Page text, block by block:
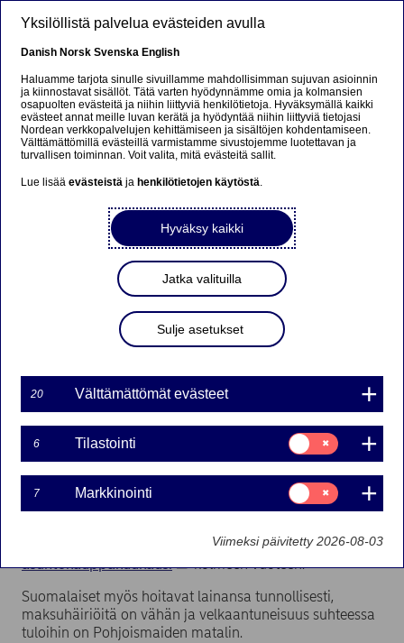
Blogi
Näillä kuudella keinolla
asuntomarkkinoihin saataisiin
vauhtia
Jussi Pajala
25-11-2025
Suomen asuntomarkkina toimii hyvin, vaikka
tunnukaan. Kuuden toimenpiteen avulla
vieläpä ilman valtion merkittävää lisälaskua.
asuntomarkkinakatsauksemmemukaan ensi
vuonna runsas asuntotarjonta alkaa sulaa ja hinnat
nousevat 1,5 prosenttia. Monilla paikkakunnilla, kuten
Rovaniemellä ja Raumalla, hinnat ovat jo kääntyneet
vilkkain
asuntokauppakuukausi
kolmeen vuoteen.
Suomalaiset myös hoitavat lainansa tunnollisesti,
maksuhäiriöitä on vähän ja velkaantuneisuus suhteessa
tuloihin on Pohjoismaiden matalin.
Yksilöllistä palvelua evästeiden avulla
Danish Norsk Svenska English
Haluamme tarjota sinulle sivuillamme mahdollisimman sujuvan asioinnin
ja kiinnostavat sisällöt. Tätä varten hyödynnämme omia ja kolmansien
osapuolten evästeitä ja niihin liittyviä henkilötietoja. Hyväksymällä kaikki
evästeet annat meille luvan kerätä ja hyödyntää niihin liittyviä tietojasi
Nordean verkkopalvelujen kehittämiseen ja sisältöjen kohdentamiseen.
Välttämättömillä evästeillä varmistamme sivustojemme luotettavan ja
turvallisen toiminnan. Voit valita, mitä evästeitä sallit.
Lue lisääevästeistä ja henkilötietojen käytöstä.
Hyväksy kaikki
Jatka valituilla
Sulje asetukset
20 Välttämättömät evästeet
6 Tilastointi
Suostumusvalinta:
Tilastointi
7 Markkinointi
Suostumusvalinta:
Markkinointi
Viimeksi päivitetty 2026-08-03